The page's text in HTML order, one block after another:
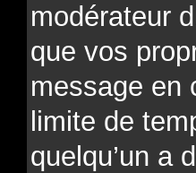
modérateur
que vos
message en
limite de
quelqu’un a